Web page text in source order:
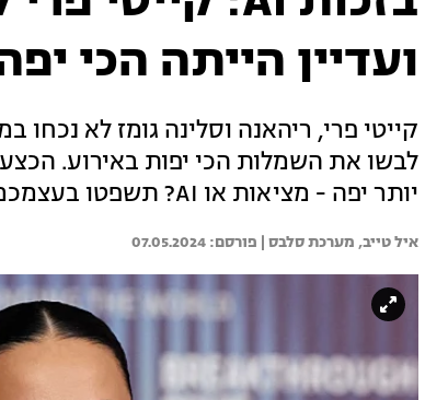
ועדיין הייתה הכי
לבשו את השמלות הכי יפות באירוע.
יותר יפה - מציאות או AI? תשפטו בעצמכם
איל טייב, מערכת סלבס | 07.05.2024